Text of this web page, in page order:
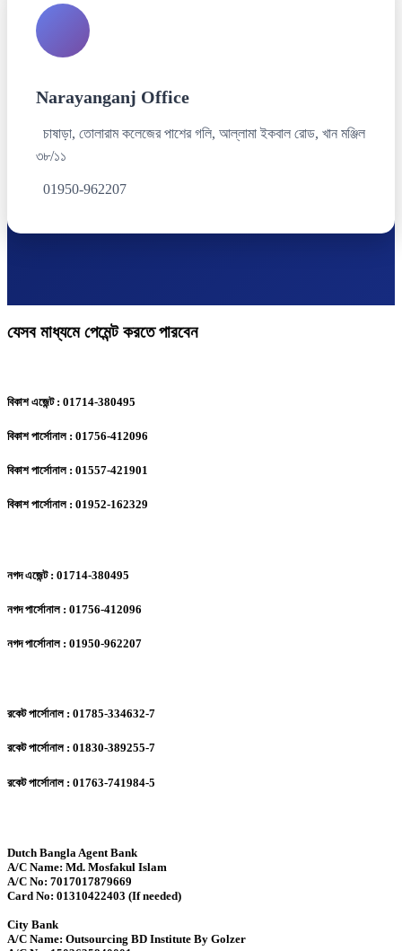
Narayanganj Office
চাষাড়া, তোলারাম কলেজের পাশের গলি, আল্লামা ইকবাল রোড, খান মঞ্জিল
৩৮/১১
01950-962207
যেসব মাধ্যমে পেমেন্ট করতে পারবেন
বিকাশ এজেন্ট : 01714-380495
বিকাশ পার্সোনাল : 01756-412096
বিকাশ পার্সোনাল : 01557-421901
বিকাশ পার্সোনাল : 01952-162329
নগদ এজেন্ট : 01714-380495
নগদ পার্সোনাল : 01756-412096
নগদ পার্সোনাল : 01950-962207
রকেট পার্সোনাল : 01785-334632-7
রকেট পার্সোনাল : 01830-389255-7
রকেট পার্সোনাল : 01763-741984-5
Dutch Bangla Agent Bank
A/C Name: Md. Mosfakul Islam
A/C No: 7017017879669
Card No: 01310422403 (If needed)
City Bank
A/C Name: Outsourcing BD Institute By Golzer